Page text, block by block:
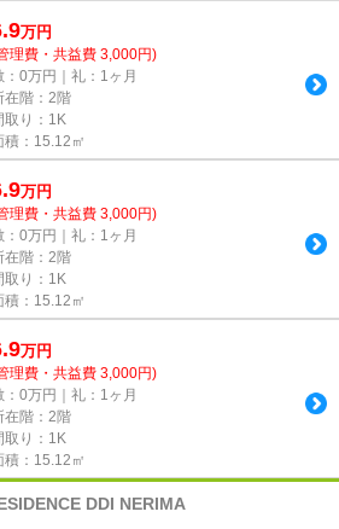
万円
理費・共益費 3,000円)
：0万円｜礼：1ヶ月
在階：2階
取り：1K
積：15.12㎡
万円
理費・共益費 3,000円)
：0万円｜礼：1ヶ月
在階：2階
取り：1K
積：15.12㎡
万円
理費・共益費 3,000円)
：0万円｜礼：1ヶ月
在階：2階
取り：1K
積：15.12㎡
DDI NERIMA